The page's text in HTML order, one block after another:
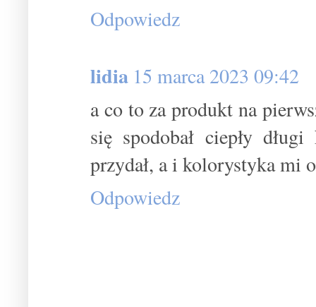
Odpowiedz
lidia 15 marca 2023 09:42
a co to za produkt na
się spodobał ciepły
przydał, a i kolorystyka mi
Odpowiedz